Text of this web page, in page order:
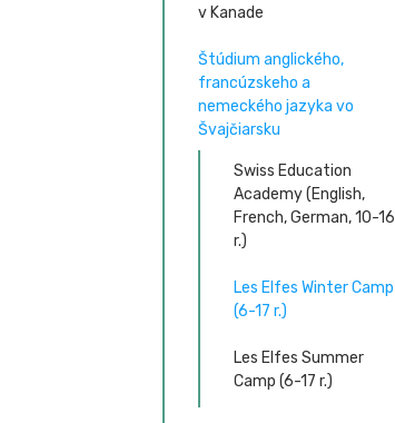
v Kanade
Štúdium anglického,
francúzskeho a
nemeckého jazyka vo
Švajčiarsku
Swiss Education
Academy (English,
French, German, 10-16
r.)
Les Elfes Winter Camp
(6-17 r.)
Les Elfes Summer
Camp (6-17 r.)